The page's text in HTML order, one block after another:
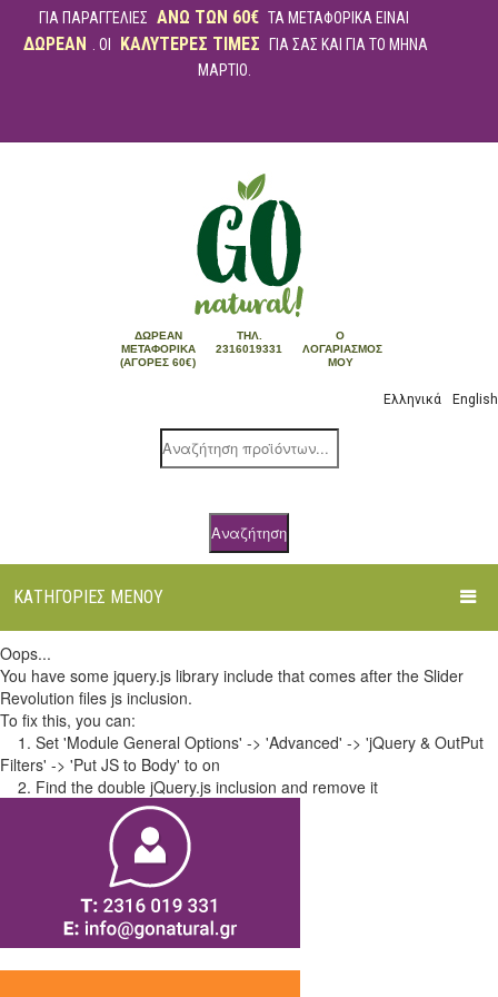
ΓΙΑ ΠΑΡΑΓΓΕΛΙΕΣ ΑΝΩ ΤΩΝ 60€ ΤΑ ΜΕΤΑΦΟΡΙΚΑ ΕΙΝΑΙ
ΔΩΡΕΑΝ . ΟΙ ΚΑΛΥΤΕΡΕΣ ΤΙΜΕΣ
ΓΙΑ ΣΑΣ ΚΑΙ ΓΙΑ ΤΟ ΜΗΝΑ
ΜΑΡΤΙΟ.
ΔΩΡΕΆΝ
ΜΕΤΑΦΟΡΙΚΆ
(ΑΓΟΡΈΣ 60€)
ΤΗΛ.
2316019331
Ο
ΛΟΓΑΡΙΑΣΜΌΣ
ΜΟΥ
Ελληνικά English
Products
Αναζήτηση
ΚΑΤΗΓΟΡΊΕΣ ΜΕΝΟΎ
ΑΡΧΙΚΉ
ΌΛΑ ΤΑ ΠΡΟΪΌΝΤΑ
ΒΌΤΑΝΑ
Τριμμένα Βότανα σε Doypack
Αφέψημα σε φακελάκια
Τριμμένα Βότανα σε Βαζάκι
Άτριφτα Βότανα
Μείγματα Βοτάνων
ΒΆΜΜΑΤΑ
Βάμματα Βοτάνων
Μείγματα / Ελιξήρια
ΦΥΤΙΚΆ ΈΛΑΙΑ
Εξωτερικής Χρήσης
Μείγματα για Εξωτερική Χρήση
Βρώσιμα Λάδια
ΑΙΘΈΡΙΑ ΈΛΑΙΑ
Αιθέρια Έλαια Melimpampa
Αιθέρια Έλαια Βοτανόκηπος
ΤΡΌΦΙΜΑ
Υπερτροφές
ΦΥΤΙΚΆ ΚΑΛΛΥΝΤΙΚΆ
Oops...
You have some jquery.js library include that comes after the Slider
Revolution files js inclusion.
To fix this, you can:
1. Set 'Module General Options' -> 'Advanced' -> 'jQuery & OutPut
Filters' -> 'Put JS to Body' to on
2. Find the double jQuery.js inclusion and remove it